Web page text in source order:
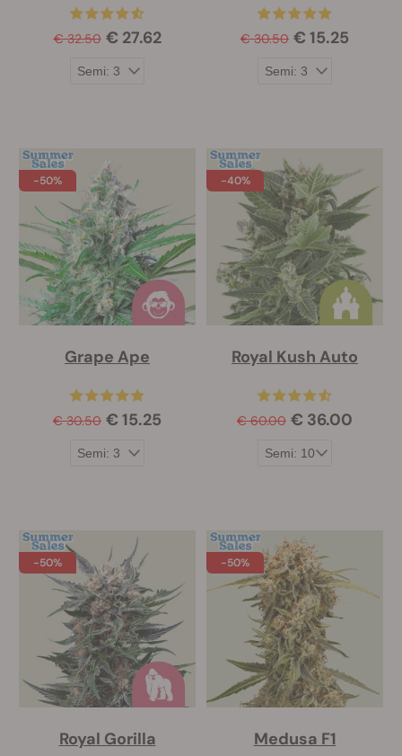
€ 32.50 € 27.62 € 30.50 € 15.25
-50%
Grape Ape
€ 30.50 € 15.25
-40%
Royal Kush Auto
€ 60.00 € 36.00
-50%
Royal Gorilla
-50%
Medusa F1